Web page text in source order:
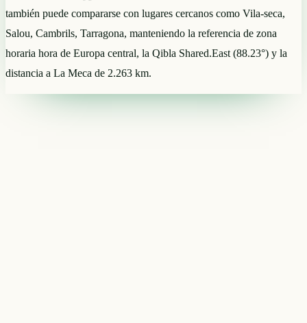
también puede compararse con lugares cercanos como Vila-seca,
Salou, Cambrils, Tarragona, manteniendo la referencia de zona
horaria hora de Europa central, la Qibla Shared.East (88.23°) y la
distancia a La Meca de 2.263 km.